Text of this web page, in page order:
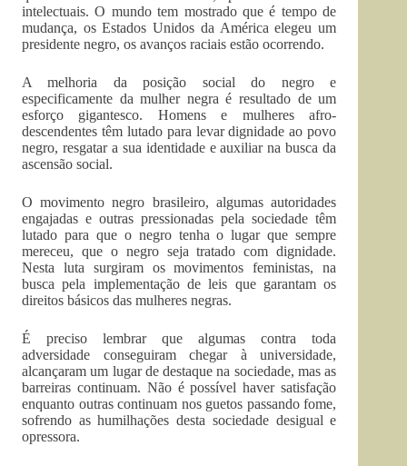
intelectuais. O mundo tem mostrado que é tempo de
mudança, os Estados Unidos da América elegeu um
presidente negro, os avanços raciais estão ocorrendo.
A melhoria da posição social do negro e
especificamente da mulher negra é resultado de um
esforço gigantesco. Homens e mulheres afro-
descendentes têm lutado para levar dignidade ao povo
negro, resgatar a sua identidade e auxiliar na busca da
ascensão social.
O movimento negro brasileiro, algumas autoridades
engajadas e outras pressionadas pela sociedade têm
lutado para que o negro tenha o lugar que sempre
mereceu, que o negro seja tratado com dignidade.
Nesta luta surgiram os movimentos feministas, na
busca pela implementação de leis que garantam os
direitos básicos das mulheres negras.
É preciso lembrar que algumas contra toda
adversidade conseguiram chegar à universidade,
alcançaram um lugar de destaque na sociedade, mas as
barreiras continuam. Não é possível haver satisfação
enquanto outras continuam nos guetos passando fome,
sofrendo as humilhações desta sociedade desigual e
opressora.